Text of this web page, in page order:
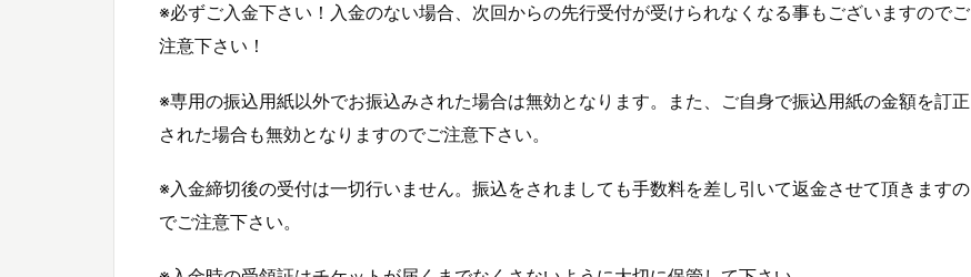
※必ずご入金下さい！入金のない場合、次回からの先行受付が受けられなくなる事もございますのでご
注意下さい！
※専用の振込用紙以外でお振込みされた場合は無効となります。また、ご自身で振込用紙の金額を訂正
された場合も無効となりますのでご注意下さい。
※入金締切後の受付は一切行いません。振込をされましても手数料を差し引いて返金させて頂きますの
でご注意下さい。